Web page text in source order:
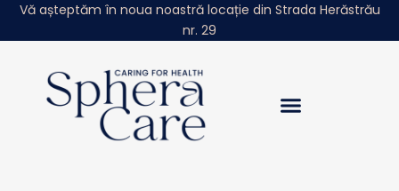
Vă așteptăm în noua noastră locație din Strada Herăstrău
nr. 29